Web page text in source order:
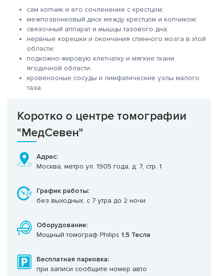
сам копчик и его сочленение с крестцом;
межпозвонковый диск между крестцом и копчиком;
связочный аппарат и мышцы тазового дна;
нервные корешки и окончания спинного мозга в этой
области;
подкожно-жировую клетчатку и мягкие ткани
ягодичной области;
кровеносные сосуды и лимфатические узлы малого
таза.
Коротко о центре томографии
"МедСевен"
Адрес:
Москва, метро ул. 1905 года, д. 7, стр. 1
График работы:
без выходных, с 7 утра до 2 ночи
Оборудование:
Мощный томограф Philips 1,5 Тесла
Бесплатная парковка:
при записи сообщите номер авто